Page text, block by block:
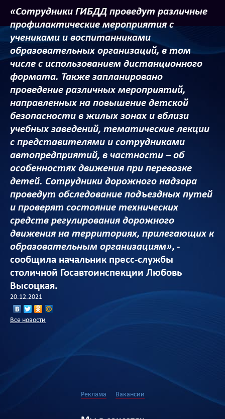
«Сотрудники ГИБДД проведут различные
профилактические мероприятия с
учениками и воспитанниками
образовательных организаций, в том
числе с использованием дистанционного
формата. Также запланировано
проведение различных мероприятий,
направленных на повышение детской
безопасности в жилых зонах и вблизи
учебных заведений, тематические лекции
с представителями и сотрудниками
автопредприятий, в частности – об
особенностях движения при перевозке
детей. Сотрудники дорожного надзора
проведут обследование подъездных путей
и проверят состояние технических
средств регулирования дорожного
движения на территориях, прилегающих к
образовательным организациям», -
сообщила начальник пресс-службы
столичной Госавтоинспекции Любовь
Высоцкая.
20.12.2021
Все новости
Реклама Вакансии